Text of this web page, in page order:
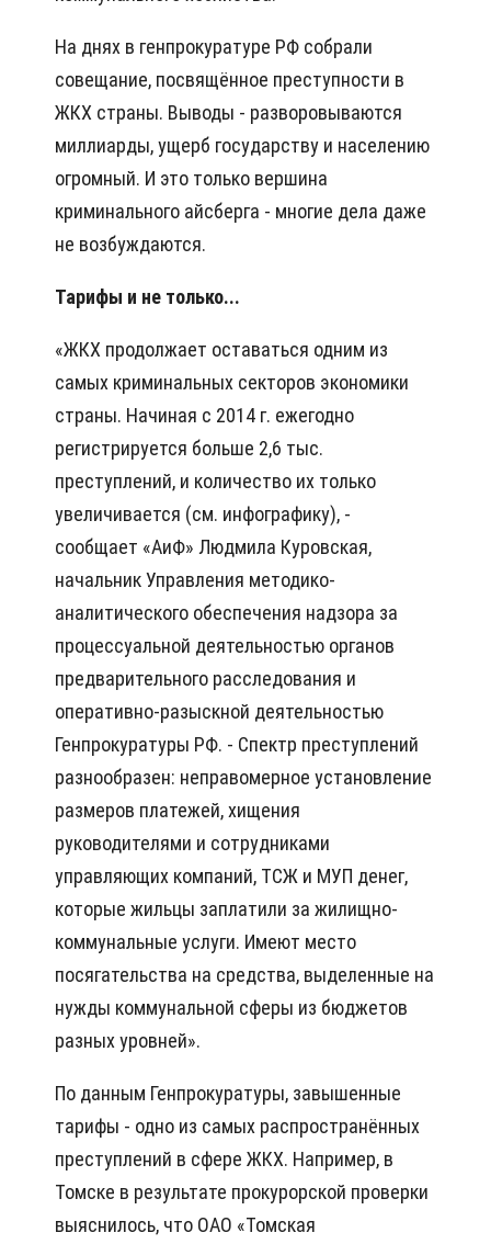
На днях в генпрокуратуре РФ собрали
совещание, по­свящённое преступности в
ЖКХ страны. Выводы - разворовываются
миллиарды, ущерб государству и населению
огромный. И это только вершина
криминального айс­берга - многие дела даже
не возбуждаются.
Тарифы и не только...
«ЖКХ продолжает оставаться одним из
самых криминальных секторов экономики
страны. Начиная с 2014 г. ежегодно
регистрируется больше 2,6 тыс.
преступлений, и количество их только
увеличивается (см. инфографику), -
сообщает «АиФ» Людмила Куровская,
начальник Управления методико-
аналитического обеспечения надзора за
процессуальной деятельностью органов
предварительного расследования и
оперативно-разыскной деятельностью
Генпрокуратуры РФ. - Спектр преступлений
разнообразен: неправомерное установление
размеров платежей, хищения
руководителями и сотрудниками
управляющих компаний, ТСЖ и МУП денег,
которые жильцы заплатили за жилищно-
коммунальные услуги. Имеют место
посягатель­ства на средства, выделенные на
нужды коммунальной сферы из бюджетов
разных уровней».
По данным Генпрокуратуры, завышенные
тарифы - одно из самых распространённых
преступлений в сфере ЖКХ. Например, в
Томске в результате прокурорской проверки
выяснилось, что ОАО «Томская